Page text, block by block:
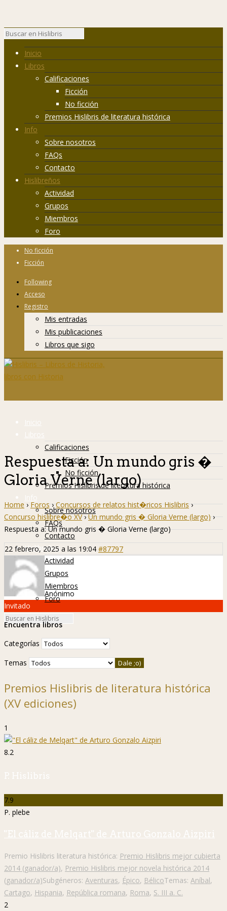
Inicio
Libros
Calificaciones
Ficción
No ficción
Premios Hislibris de literatura histórica
Info
Sobre nosotros
FAQs
Contacto
Hislibreños
Actividad
Grupos
Miembros
Foro
No ficción
Ficción
Following
Acceso
Registro
Mis entradas
Mis publicaciones
Libros que sigo
Inicio
Libros
Calificaciones
Ficción
No ficción
Premios Hislibris de literatura histórica
Info
Sobre nosotros
FAQs
Contacto
Hislibreños
Actividad
Grupos
Miembros
Foro
Respuesta a: Un mundo gris �
Gloria Verne (largo)
Home › Foros › Concursos de relatos hist�ricos Hislibris ›
Concurso hislibre�o XV › Un mundo gris � Gloria Verne (largo) ›
Respuesta a: Un mundo gris � Gloria Verne (largo)
22 febrero, 2025 a las 19:04 #87797
Anónimo
Invitado
Encuentra libros
Categorías
Temas
Premios Hislibris de literatura histórica
(XV ediciones)
1
8.2
P. Hislibris
7.9
P. plebe
"El cáliz de Melqart" de Arturo Gonzalo Aizpiri
Premio Hislibris literatura histórica: Premio Hislibris mejor cubierta
2014 (ganador/a), Premio Hislibris mejor novela histórica 2014
(ganador/a)Subgéneros: Aventuras, Épico, BélicoTemas: Aníbal,
Cartago, Hispania, República romana, Roma, S. III a. C.
2